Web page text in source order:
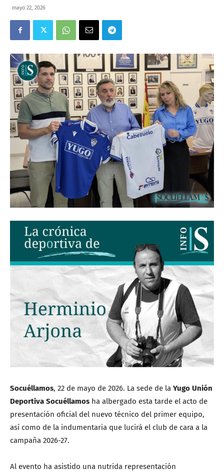
mayo 22, 2026
Socuéllamos, 22 de mayo de 2026. La sede de la Yugo Unión
Deportiva Socuéllamos ha albergado esta tarde el acto de
presentación oficial del nuevo técnico del primer equipo,
así como de la indumentaria que lucirá el club de cara a la
campaña 2026-27.
Al evento ha asistido una nutrida representación